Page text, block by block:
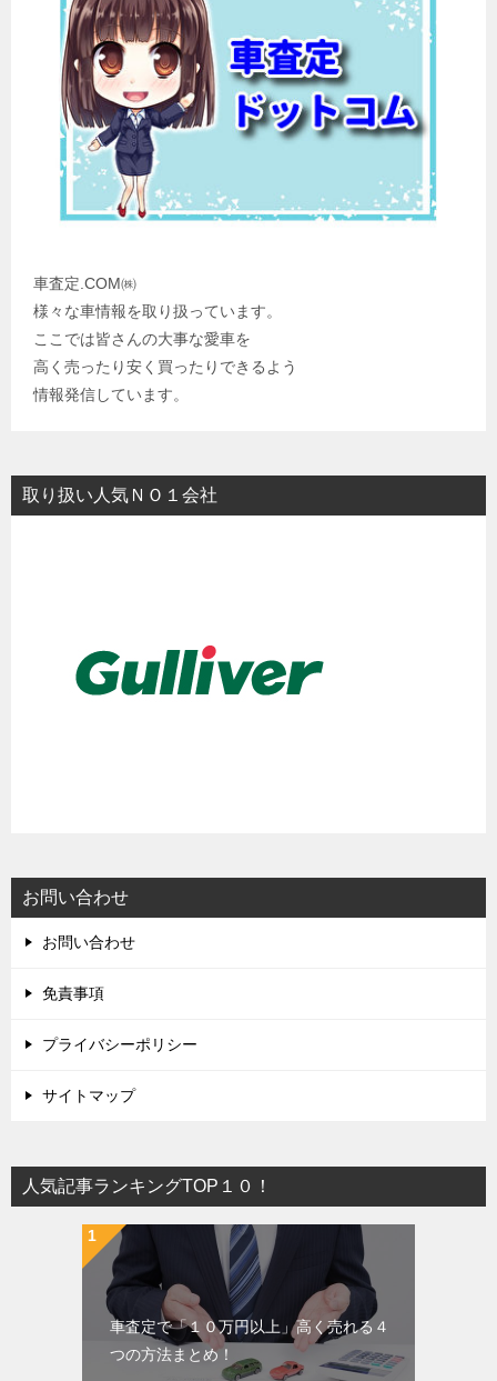
車査定.COM㈱
様々な車情報を取り扱っています。
ここでは皆さんの大事な愛車を
高く売ったり安く買ったりできるよう
情報発信しています。
取り扱い人気ＮＯ１会社
お問い合わせ
お問い合わせ
免責事項
プライバシーポリシー
サイトマップ
人気記事ランキングTOP１０！
車査定で「１０万円以上」高く売れる４
つの方法まとめ！